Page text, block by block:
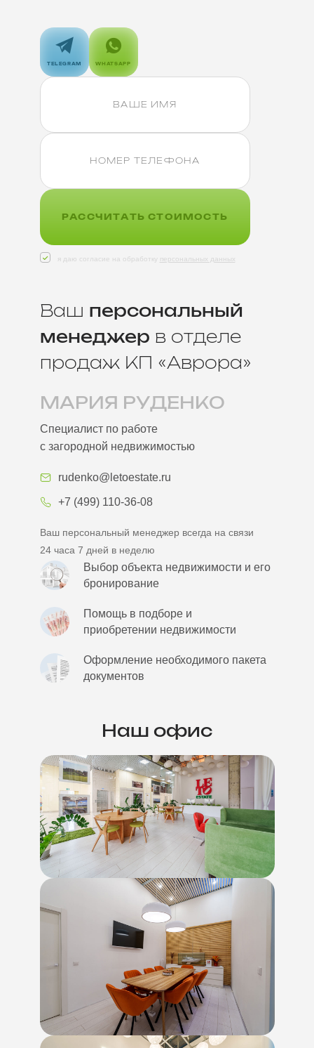
TELEGRAM WHATSAPP
РАССЧИТАТЬ СТОИМОСТЬ
я даю согласие на обработку персональных данных
Ваш персональный
менеджер в отделе
продаж КП «Аврора»
МАРИЯ РУДЕНКО
Специалист по работе
с загородной недвижимостью
rudenko@letoestate.ru
+7 (499) 110-36-08
Ваш персональный менеджер всегда на связи
24 часа 7 дней в неделю
Выбор объекта недвижимости и его
бронирование
Помощь в подборе и
приобретении недвижимости
Оформление необходимого пакета
документов
Наш офис